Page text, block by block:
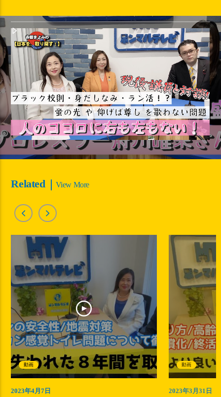
Related View More
動画
2023年4月7日
動画
2023年3月31日